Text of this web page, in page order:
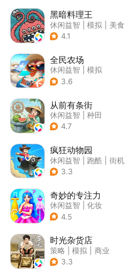
黑暗料理王
休闲益智 模拟
美食
| 卡通
4.1
全民农场
休闲益智
模拟
| 田园生活
3.6
从前有条街
休闲益智
种田
| 田园生活
4.7
疯狂动物园
休闲益智 跑酷
街机
| 像素风
3.3
奇妙的专注力
休闲益智
化妆
| 宝宝巴士
4.5
时光杂货店
策略 模拟
商业
| 童年
3.3